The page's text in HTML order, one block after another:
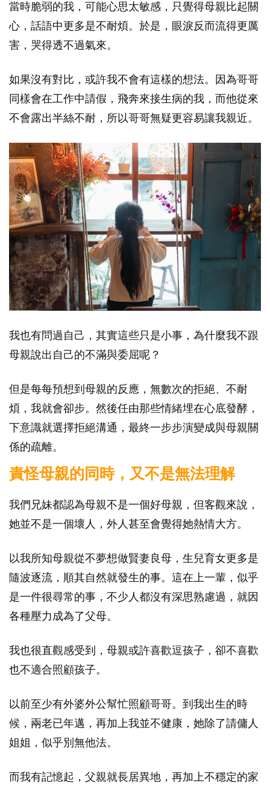
當時脆弱的我，可能心思太敏感，只覺得母親比起關
心，話語中更多是不耐煩。於是，眼淚反而流得更厲
害，哭得透不過氣來。
如果沒有對比，或許我不會有這樣的想法。因為哥哥
同樣會在工作中請假，飛奔來接生病的我，而他從來
不會露出半絲不耐，所以哥哥無疑更容易讓我親近。
我也有問過自己，其實這些只是小事，為什麼我不跟
母親說出自己的不滿與委屈呢？
但是每每預想到母親的反應，無數次的拒絕、不耐
煩，我就會卻步。然後任由那些情緒埋在心底發酵，
下意識就選擇拒絕溝通，最終一步步演變成與母親關
係的疏離。
責怪母親的同時，又不是無法理解
我們兄妹都認為母親不是一個好母親，但客觀來說，
她並不是一個壞人，外人甚至會覺得她熱情大方。
以我所知母親從不夢想做賢妻良母，生兒育女更多是
隨波逐流，順其自然就發生的事。這在上一輩，似乎
是一件很尋常的事，不少人都沒有深思熟慮過，就因
各種壓力成為了父母。
我也很直觀感受到，母親或許喜歡逗孩子，卻不喜歡
也不適合照顧孩子。
以前至少有外婆外公幫忙照顧哥哥。到我出生的時
候，兩老已年邁，再加上我並不健康，她除了請傭人
姐姐，似乎別無他法。
而我有記憶起，父親就長居異地，再加上不穩定的家